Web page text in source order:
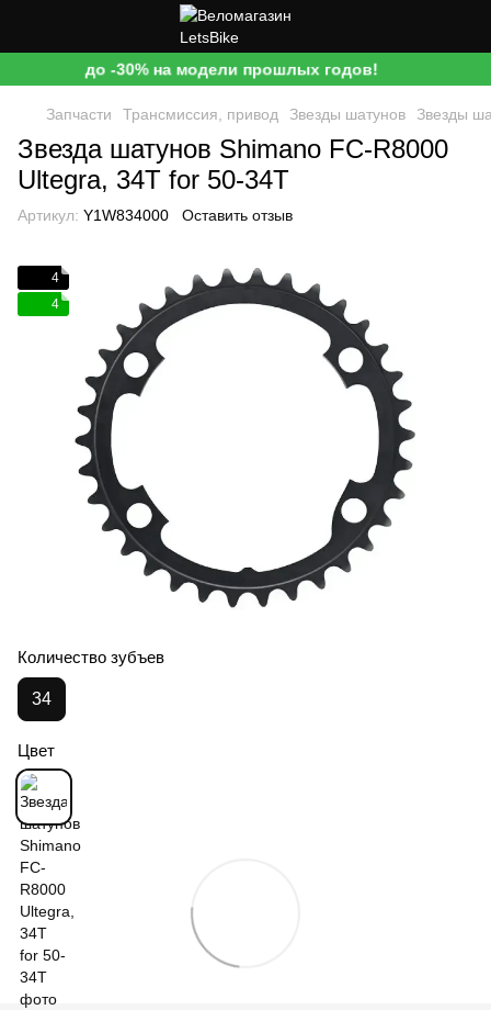
до -30% на модели прошлых годов!
Запчасти Трансмиссия, привод Звезды шатунов Звезды
Звезда шатунов Shimano FC-R8000
Ultegra, 34T for 50-34T
Артикул: Y1W834000 Оставить отзыв
4
4
Количество зубъев
34
Цвет